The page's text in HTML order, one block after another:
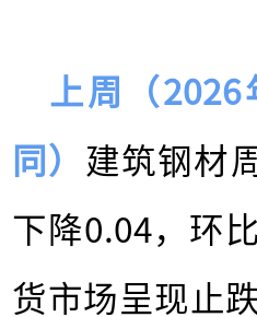
上周（
同） 建筑钢材
下降0.04，环
货市场呈现止